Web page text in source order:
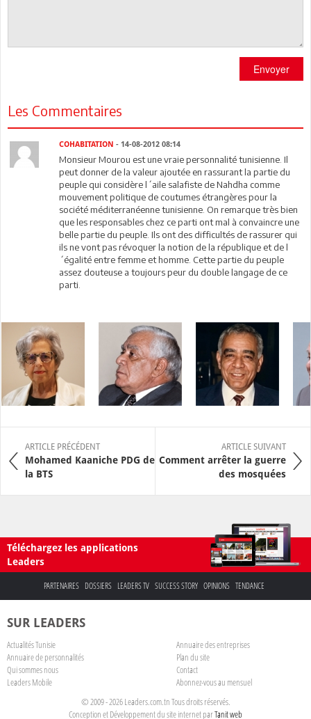
Envoyer
Les Commentaires
COHABITATION - 14-08-2012 08:14
Monsieur Mourou est une vraie personnalité tunisienne. Il
peut donner de la valeur ajoutée en rassurant la partie du
peuple qui considère l´aile salafiste de Nahdha comme
mouvement politique de coutumes étrangères pour la
société méditerranéenne tunisienne. On remarque très bien
que les responsables chez ce parti ont mal à convaincre une
belle partie du peuple. Ils ont des difficultés de rassurer qui
ils ne vont pas révoquer la notion de la république et de l
´égalité entre femme et homme. Cette partie du peuple
assez douteuse a toujours peur du double langage de ce
parti.
ARTICLE PRÉCÉDENT
Mohamed Kaaniche PDG de
la BTS
ARTICLE SUIVANT
Comment arrêter la guerre
des mosquées
Téléchargez les applications
Leaders
PARTENAIRES DOSSIERS LEADERS TV SUCCESS STORY OPINIONS TENDANCE
SUR LEADERS
Actualités Tunisie
Annuaire des entreprises
Annuaire de personnalités
Plan du site
Qui sommes nous
Contact
Leaders Mobile
Abonnez-vous au mensuel
© 2009 - 2026 Leaders.com.tn Tous droits réservés.
Conception et Développement du site internet parTanit web